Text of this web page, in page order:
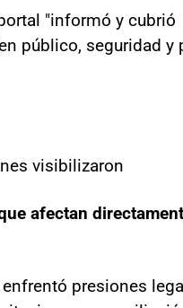
"informó y cubrió
público, seguridad y
visibilizaron
afectan
presiones